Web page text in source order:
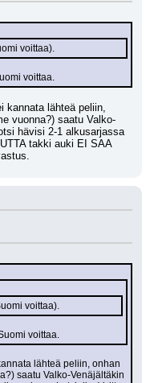
voittaa).
voittaa.
kannata lähteä peliin,
vuonna?) saatu Valko-
hävisi 2-1 alkusarjassa
takki auki EI SAA
voittaa).
voittaa.
lähteä peliin, onhan
saatu Valko-Venäjältäkin